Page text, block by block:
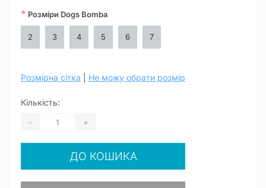
* Розміри Dogs Bomba
2 3 4 5 6 7
Розмірна сітка Не можу обрати розмір
Кількість:
- +
ДО КОШИКА